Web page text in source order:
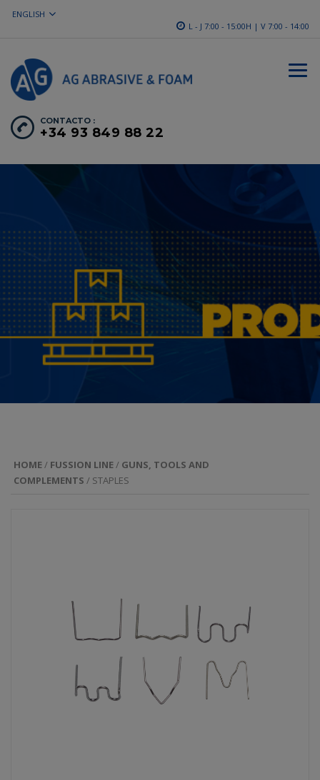
ENGLISH
L - J 7:00 - 15:00H | V 7:00 - 14:00
CONTACTO :
+34 93 849 88 22
HOME / FUSSION LINE / GUNS, TOOLS AND
COMPLEMENTS / STAPLES